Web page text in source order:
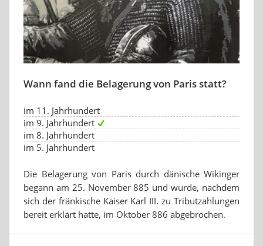
Wann fand die Belagerung von Paris statt?
im 11. Jahrhundert
im 9. Jahrhundert
im 8. Jahrhundert
im 5. Jahrhundert
Die Belagerung von Paris durch dänische Wikinger
begann am 25. November 885 und wurde, nachdem
sich der fränkische Kaiser Karl III. zu Tributzahlungen
bereit erklärt hatte, im Oktober 886 abgebrochen.